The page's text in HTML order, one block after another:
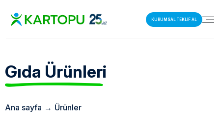
KURUMSAL TEKLİF AL
Gıda Ürünleri
Ana sayfa → Ürünler